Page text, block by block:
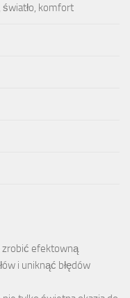
światło, komfort
zrobić efektowną
i uniknąć błędów